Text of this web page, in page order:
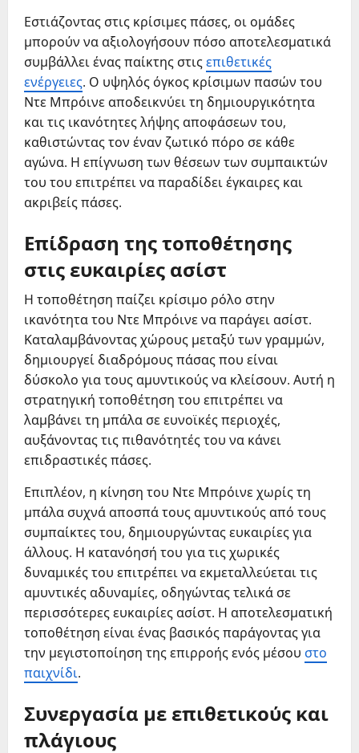
Εστιάζοντας στις κρίσιμες πάσες, οι ομάδες
μπορούν να αξιολογήσουν πόσο αποτελεσματικά
συμβάλλει ένας παίκτης στιςεπιθετικές
ενέργειες. Ο υψηλός όγκος κρίσιμων πασών του
Ντε Μπρόινε αποδεικνύει τη δημιουργικότητα
και τις ικανότητες λήψης αποφάσεων του,
καθιστώντας τον έναν ζωτικό πόρο σε κάθε
αγώνα. Η επίγνωση των θέσεων των συμπαικτών
του του επιτρέπει να παραδίδει έγκαιρες και
ακριβείς πάσες.
Επίδραση της τοποθέτησης
στις ευκαιρίες ασίστ
Η τοποθέτηση παίζει κρίσιμο ρόλο στην
ικανότητα του Ντε Μπρόινε να παράγει ασίστ.
Καταλαμβάνοντας χώρους μεταξύ των γραμμών,
δημιουργεί διαδρόμους πάσας που είναι
δύσκολο για τους αμυντικούς να κλείσουν. Αυτή η
στρατηγική τοποθέτηση του επιτρέπει να
λαμβάνει τη μπάλα σε ευνοϊκές περιοχές,
αυξάνοντας τις πιθανότητές του να κάνει
επιδραστικές πάσες.
Επιπλέον, η κίνηση του Ντε Μπρόινε χωρίς τη
μπάλα συχνά αποσπά τους αμυντικούς από τους
συμπαίκτες του, δημιουργώντας ευκαιρίες για
άλλους. Η κατανόησή του για τις χωρικές
δυναμικές του επιτρέπει να εκμεταλλεύεται τις
αμυντικές αδυναμίες, οδηγώντας τελικά σε
περισσότερες ευκαιρίες ασίστ. Η αποτελεσματική
τοποθέτηση είναι ένας βασικός παράγοντας για
την μεγιστοποίηση της επιρροής ενός μέσου στο
παιχνίδι.
Συνεργασία με επιθετικούς και
πλάγιους